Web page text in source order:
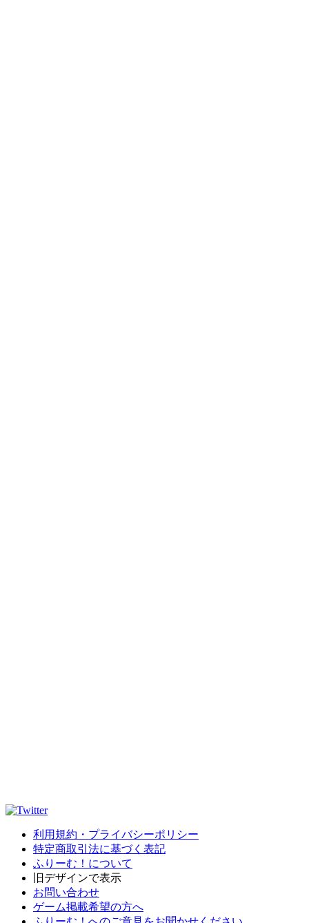
利用規約・プライバシーポリシー
特定商取引法に基づく表記
ふりーむ！について
旧デザインで表示
お問い合わせ
ゲーム掲載希望の方へ